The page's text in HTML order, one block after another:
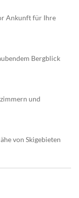
Ankunft für Ihre
Bergblick
und
von Skigebieten